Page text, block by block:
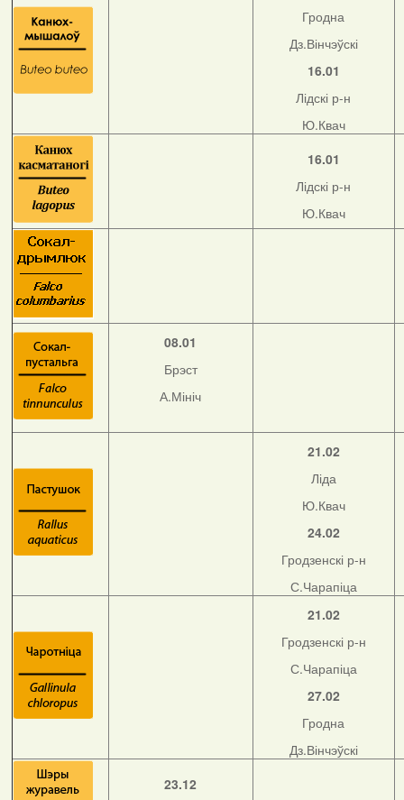
Гродна
Дз.Вінчэўскі
16.01
Лідскі р-н
Ю.Квач
16.01
Лідскі р-н
Ю.Квач
08.01
Брэст
А.Мініч
21.02
Ліда
Ю.Квач
24.02
Гродзенскі р-н
С.Чарапіца
21.02
Гродзенскі р-н
С.Чарапіца
27.02
Гродна
Дз.Вінчэўскі
23.12